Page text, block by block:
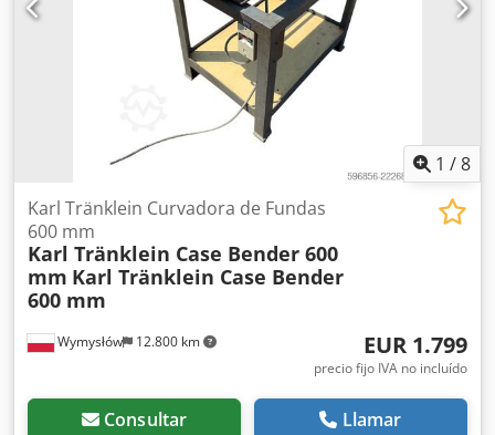
90% - 40% Caja de herramientas: ? Sistema hidráulico: ?
Fabricante de cisterna: Samson Capacidad de la cisterna:
8000 L Bomba de alta presión: 2 x HPP Caudal de alta
presión: 122 l/min - 130 bar Bomba de vacío: Samson
1 /8
Wymysłów 12.800 km
Karl Tränklein Curvadora de Fundas
600 mm
Karl Tränklein Case Bender 600
mm Karl Tränklein Case Bender
600 mm
EUR 1.799
precio fijo IVA no incluído
Consultar Llamar